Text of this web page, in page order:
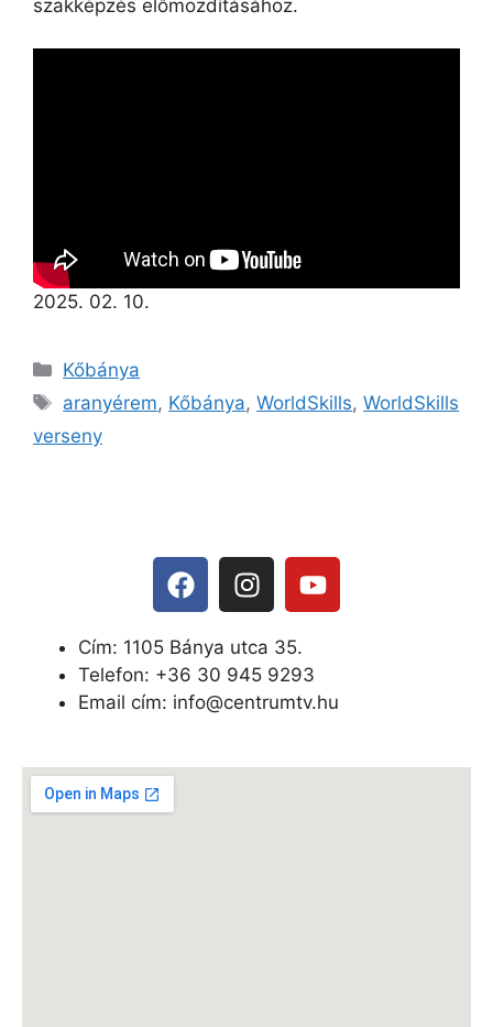
szakképzés előmozdításához.
2025. 02. 10.
Kőbánya
aranyérem, Kőbánya,WorldSkills,WorldSkills
verseny
Cím: 1105 Bánya utca 35.
Telefon: +36 30 945 9293
Email cím: info@centrumtv.hu